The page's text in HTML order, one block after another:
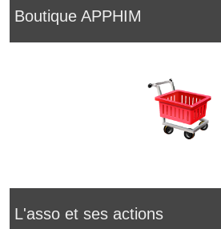
Boutique APPHIM
L'asso et ses actions